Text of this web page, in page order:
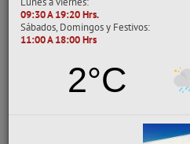
09:30 A 19:20 Hrs.
Sábados, Domingos y Festivos:
11:00 A 18:00 Hrs
2°C